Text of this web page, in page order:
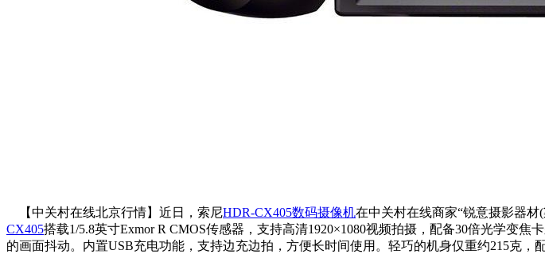
【中关村在线北京行情】近日，索尼HDR-CX405数码摄像机在中关村在线商家“锐意摄影器材
CX405搭载1/5.8英寸Exmor R CMOS传感器，支持高清1920×1080视频拍摄，配备30倍光学变焦
的画面抖动。内置USB充电功能，支持边充边拍，方便长时间使用。轻巧的机身仅重约215克，